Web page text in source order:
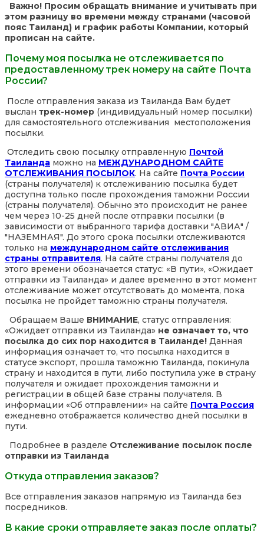
Важно! Просим обращать внимание и учитывать при
этом разницу во времени между странами (часовой
пояс Таиланд) и график работы Компании, который
прописан на сайте.
Почему моя посылка не отслеживается по
предоставленному трек номеру на сайте Почта
России?
После отправления заказа из Таиланда Вам будет
выслан трек-номер (индивидуальный номер посылки)
для самостоятельного отслеживания местоположения
посылки.
Отследить свою посылку отправленную Почтой
Таиланда можно на МЕЖДУНАРОДНОМ САЙТЕ
ОТСЛЕЖИВАНИЯ ПОСЫЛОК. На сайте Почта России
(страны получателя) к отслеживанию посылка будет
доступна только после прохождения таможни России
(страны получателя). Обычно это происходит не ранее
чем через 10-25 дней после отправки посылки (в
зависимости от выбранного тарифа доставки "АВИА" /
"НАЗЕМНАЯ". До этого срока посылки отслеживаются
только на международном сайте отслеживания
страны отправителя. На сайте страны получателя до
этого времени обозначается статус: «В пути», «Ожидает
отправки из Таиланда» и далее временно в этот момент
отслеживание может отсутствовать до момента, пока
посылка не пройдет таможню страны получателя.
Обращаем Ваше ВНИМАНИЕ, статус отправления:
«Ожидает отправки из Таиланда» не означает то, что
посылка до сих пор находится в Таиланде! Данная
информация означает то, что посылка находится в
статусе экспорт, прошла таможню Таиланда, покинула
страну и находится в пути, либо поступила уже в страну
получателя и ожидает прохождения таможни и
регистрации в общей базе страны получателя. В
информации «Об отправлении» на сайте Почта Россия
ежедневно отображается количество дней посылки в
пути.
Подробнее в разделе Отслеживание посылок после
отправки из Таиланда
Откуда отправления заказов?
Все отправления заказов напрямую из Таиланда без
посредников.
В какие сроки отправляете заказ после оплаты?